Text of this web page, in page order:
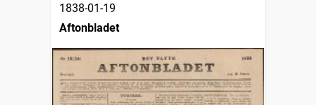
1838-01-19
Aftonbladet